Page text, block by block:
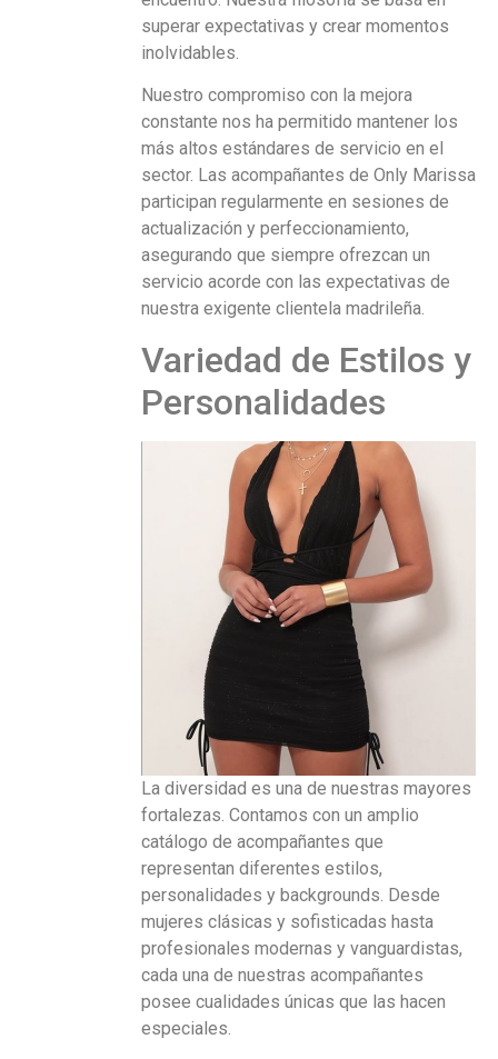
superar expectativas y crear momentos
inolvidables.
Nuestro compromiso con la mejora
constante nos ha permitido mantener los
más altos estándares de servicio en el
sector. Las acompañantes de Only Marissa
participan regularmente en sesiones de
actualización y perfeccionamiento,
asegurando que siempre ofrezcan un
servicio acorde con las expectativas de
nuestra exigente clientela madrileña.
Variedad de Estilos y
Personalidades
La diversidad es una de nuestras mayores
fortalezas. Contamos con un amplio
catálogo de acompañantes que
representan diferentes estilos,
personalidades y backgrounds. Desde
mujeres clásicas y sofisticadas hasta
profesionales modernas y vanguardistas,
cada una de nuestras acompañantes
posee cualidades únicas que las hacen
especiales.